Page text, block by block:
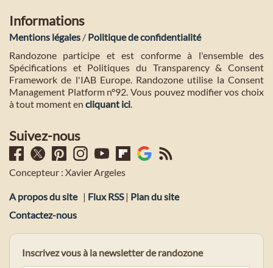
Informations
Mentions légales / Politique de confidentialité
Randozone participe et est conforme à l'ensemble des
Spécifications et Politiques du Transparency & Consent
Framework de l'IAB Europe. Randozone utilise la Consent
Management Platform n°92. Vous pouvez modifier vos choix
à tout moment en cliquant ici
Suivez-nous
Concepteur : Xavier Argeles
A propos du site | Flux RSS| Plan du site
Contactez-nous
Inscrivez vous à la newsletter de randozone